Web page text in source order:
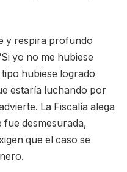
y respira profundo
yo no me hubiese
hubiese logrado
estaría luchando por
La Fiscalía alega
fue desmesurada,
que el caso se